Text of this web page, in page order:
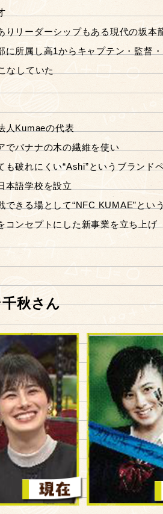
りリーダーシップもある現代の坂本
に所属し高1からキャプテン・監督
なしていた
人Kumaeの代表
でバナナの木の繊維を使い
破れにくい“Ashi”というブランド
本語学校を設立
できる場として“NFC KUMAE”とい
ンセプトにした新事業を立ち上げ
秋さん